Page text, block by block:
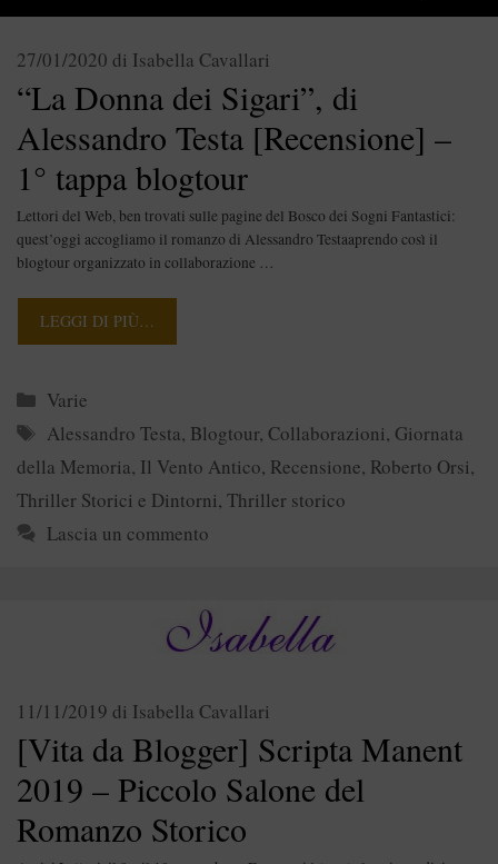
“La Donna dei Sigari”, di
Alessandro Testa [Recensione] –
1° tappa blogtour
27/01/2020 di Isabella Cavallari
Lettori del Web, ben trovati sulle pagine del Bosco dei Sogni Fantastici:
quest’oggi accogliamo il romanzo di Alessandro Testaaprendo così il
blogtour organizzato in collaborazione …
LEGGI DI PIÙ…
Categorie
Varie
Tag
Alessandro Testa, Blogtour,Collaborazioni, Giornata
della Memoria, Il Vento Antico, Recensione, Roberto Orsi,
Thriller Storici e Dintorni, Thriller storico
Lascia un commento
[Vita da Blogger] Scripta Manent
2019 – Piccolo Salone del
Romanzo Storico
11/11/2019 di Isabella Cavallari